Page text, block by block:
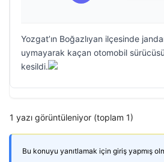
Yozgat’ın Boğazlıyan ilçesinde
uymayarak kaçan otomobil
kesildi.
1 yazı görüntüleniyor (toplam 1)
Bu konuyu yanıtlamak için giriş yapmış